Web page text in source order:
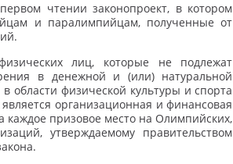
чтении законопроект, в котором
и паралимпийцам, полученные от
лиц, которые не подлежат
в денежной и (или) натуральной
физической культуры и спорта
организационная и финансовая
каждое призовое место на Олимпийских,
утверждаемому правительством